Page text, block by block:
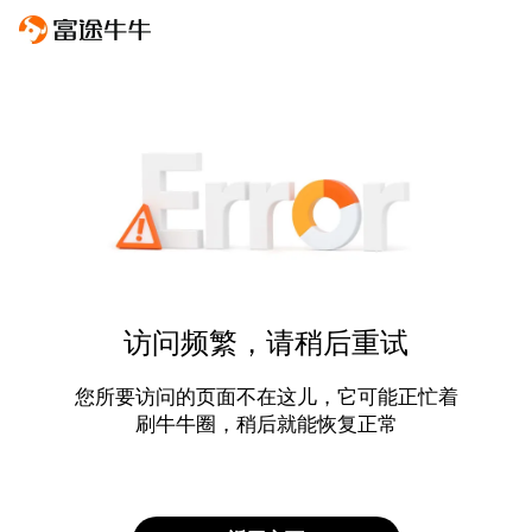
访问频繁，请稍后重试
您所要访问的页面不在这儿，它可能正忙着
刷牛牛圈，稍后就能恢复正常